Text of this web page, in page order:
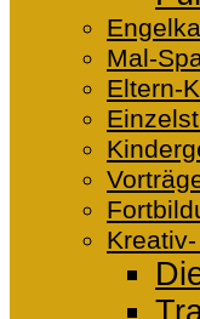
Mal-
Eltern-